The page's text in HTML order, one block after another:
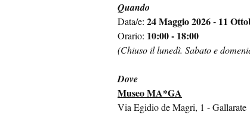
Quando
Data/e: 24 Maggio 2026 - 11
Orario: 10:00 - 18:00
(Chiuso il lunedì. Sabato e
Dove
Museo MA*GA
Via Egidio de Magri, 1 - Gallarate